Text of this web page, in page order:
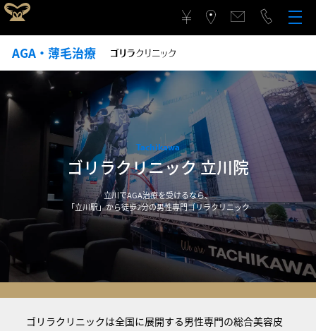
AGA・薄毛治療
Tachikawa
ゴリラクリニック 立川院
立川でAGA治療を受けるなら、
「立川駅」から徒歩2分の男性専門ゴリラクリニック
ゴリラクリニックは全国に展開する男性専門の総合美容皮